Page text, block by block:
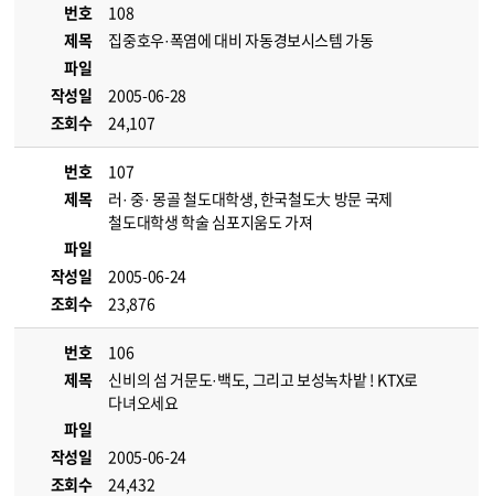
번호
108
제목
집중호우·폭염에 대비 자동경보시스템 가동
파일
작성일
2005-06-28
조회수
24,107
번호
107
제목
러· 중· 몽골 철도대학생, 한국철도大 방문 국제
철도대학생 학술 심포지움도 가져
파일
작성일
2005-06-24
조회수
23,876
번호
106
제목
신비의 섬 거문도·백도, 그리고 보성녹차밭 ! KTX로
다녀오세요
파일
작성일
2005-06-24
조회수
24,432